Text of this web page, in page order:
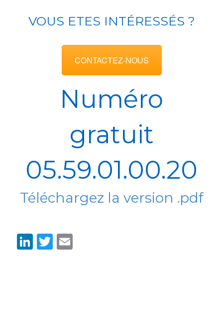
VOUS ETES INTÉRESSÉS ?
CONTACTEZ-NOUS
Numéro
gratuit
05.59.01.00.20
Téléchargez la version .pdf
LinkedIn
Twitter